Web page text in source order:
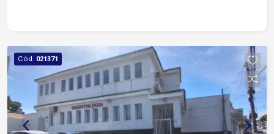
das principais avenidas da cidade: Afonso
Vergueiro - acesso rápido ao Centro e à
Rodoviária. General Carneiro - via com grande
fluxo, comércios, bancos e serviços. Barão de
Tatuí - conhecida por seus restaurantes, escolas
e clínicas.
Cód. 021371